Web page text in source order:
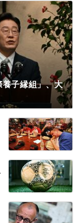
子縁組」、大